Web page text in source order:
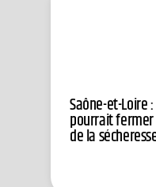
Saône-et-Loire
pourrait
de la